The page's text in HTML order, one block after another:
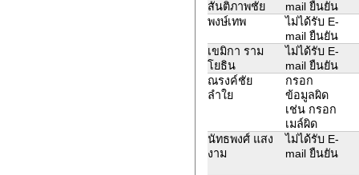
สันติภาพชัย
mail ยืนยัน
พงษ์เทพ
ไม่ได้รับ E-
mail ยืนยัน
เขมิกา ราม
โยธิน
ไม่ได้รับ E-
mail ยืนยัน
ณรงค์ชัย
ลำใย
กรอก
ข้อมูลผิด
เช่น กรอก
เมล์ผิด
นัทธพงศ์ แสง
งาม
ไม่ได้รับ E-
mail ยืนยัน